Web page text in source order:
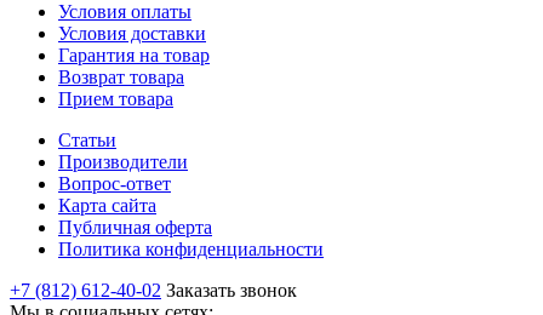
Условия оплаты
Условия доставки
Гарантия на товар
Возврат товара
Прием товара
Статьи
Производители
Вопрос-ответ
Карта сайта
Публичная оферта
Политика конфиденциальности
+7 (812) 612-40-02 Заказать звонок